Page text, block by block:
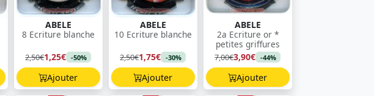
ABELE
8 Ecriture blanche
2,50€1,25€ -50%
Ajouter
ABELE
10 Ecriture blanche
2,50€1,75€ -30%
Ajouter
ABELE
2a Ecriture or *
petites griffures
7,00€3,90€ -44%
Ajouter